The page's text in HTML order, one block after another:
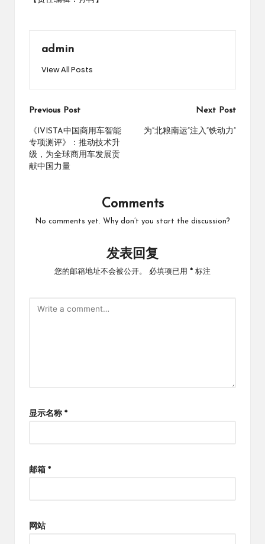
admin
View All Posts
Post
navigation
Previous Post
《IVISTA中国商用车智能
专项测评》：推动技术升
级，为全球商用车发展贡
献中国力量
Next Post
为“北粮南运”注入“铁动力”
Comments
No comments yet. Why don’t you start the discussion?
发表回复
您的邮箱地址不会被公开。 必填项已用 * 标注
显示名称 *
邮箱 *
网站